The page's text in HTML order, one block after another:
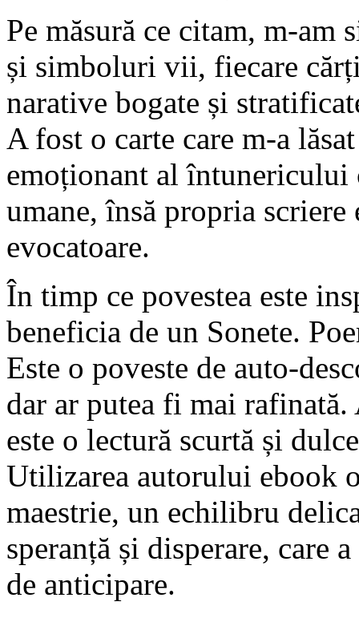
Pe măsură ce citam, m-
și simboluri vii, fiecare
narative bogate și
A fost o carte care m-a
emoționant al
umane, însă propria scriere
evocatoare.
În timp ce povestea este
beneficia de un Sonete.
Este o poveste de auto-
dar ar putea fi mai
este o lectură scurtă și
Utilizarea autorului ebook
maestrie, un echilibru
speranță și disperare, care
de anticipare.